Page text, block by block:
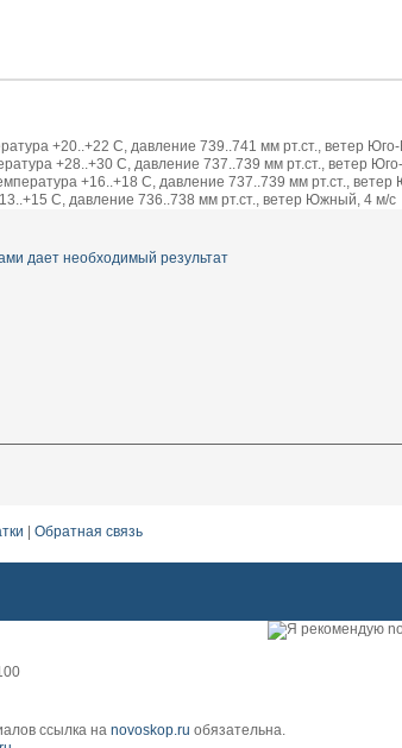
+20..+22 С, давление 739..741 мм рт.ст., ветер
+28..+30 С, давление 737..739 мм рт.ст., ветер
+16..+18 С, давление 737..739 мм рт.ст., ветер
С, давление 736..738 мм рт.ст., ветер Южный, 4 м/с
дает необходимый результат
Обратная связь
ссылка на novoskop.ru обязательна.